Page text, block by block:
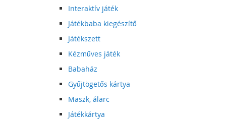
Interaktív játék
Játékbaba kiegészítő
Játékszett
Kézműves játék
Babaház
Gyűjtögetős kártya
Maszk, álarc
Játékkártya